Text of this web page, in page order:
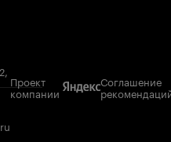
Проект
компании
Соглашение